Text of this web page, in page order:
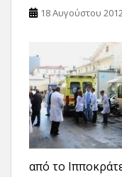
18 Αυγούστου
από το